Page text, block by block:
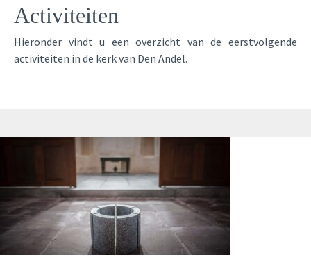
Activiteiten
Hieronder vindt u een overzicht van de eerstvolgende
activiteiten in de kerk van Den Andel.